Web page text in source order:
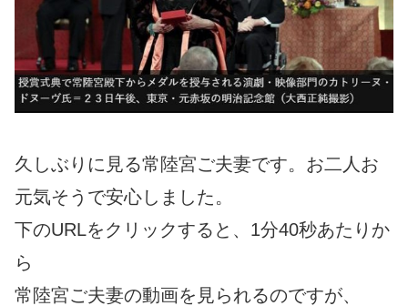
久しぶりに見る常陸宮ご夫妻です。お二人お
元気そうで安心しました。
下のURLをクリックすると、1分40秒あたりか
ら
常陸宮ご夫妻の動画を見られるのですが、